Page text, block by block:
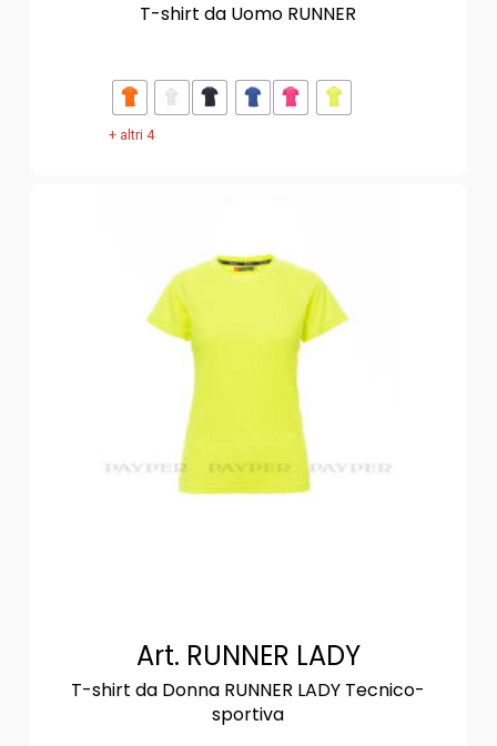
T-shirt da Uomo RUNNER
+ altri 4
Art. RUNNER LADY
T-shirt da Donna RUNNER LADY Tecnico-
sportiva